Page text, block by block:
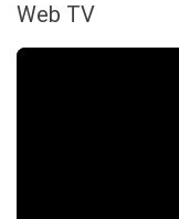
Web TV